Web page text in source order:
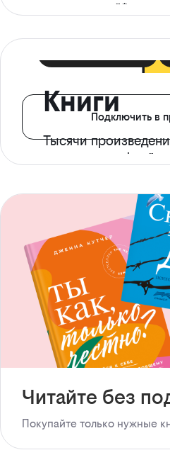
ограничений*
Книги
Тысячи
с доступом офлайн
Подключить в
Читайте без
Покупайте только нужные